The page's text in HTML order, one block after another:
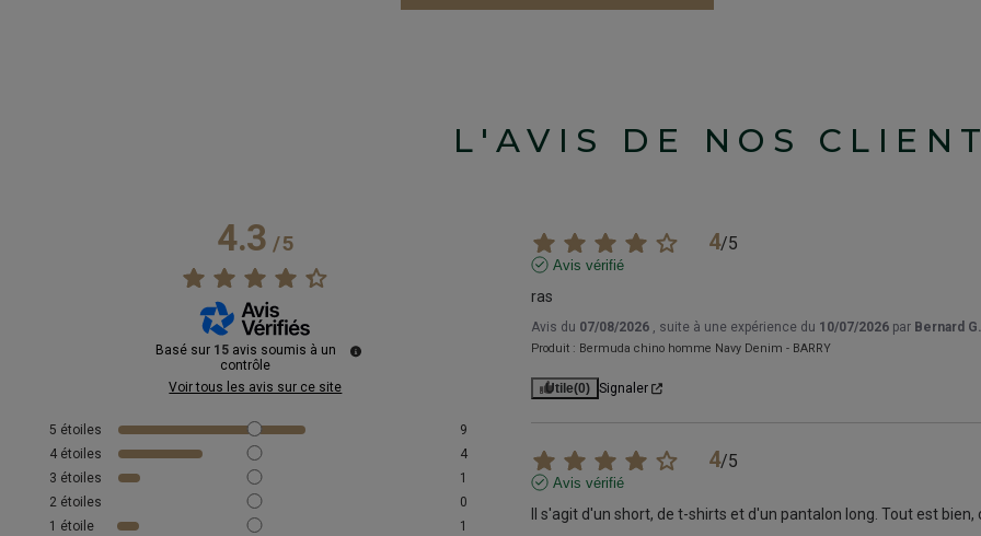
L'AVIS DE NOS
4.3/5
Basé sur 15 avis soumis à un
contrôle
Voir tous les avis sur ce site
5 étoiles
9
4 étoiles
4
3 étoiles
1
2 étoiles
0
1 étoile 1
4/5
Avis vérifié
ras
Avis du 07/08/2026 , suite à une expérience du 10/07/2026 par Bernard G.
Produit : Bermuda chino homme Navy Denim - BARRY
Utile(0) Signaler
4/5
Avis vérifié
Il s'agit d'un short, de t-shirts et d'un pantalon long. Tout est bien,